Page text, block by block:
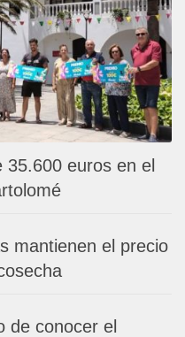
euros en el
mantienen el precio
de conocer el